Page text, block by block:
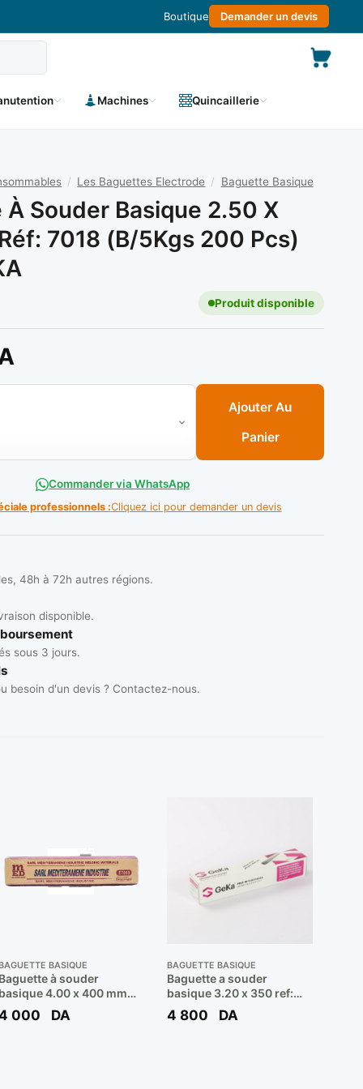
Boutique Demander un devis
Machines Quincaillerie
/ Les Baguettes Electrode / Baguette Basique
Souder Basique 2.50 X
7018 (B/5Kgs 200 Pcs)
Produit disponible
à souder basique 2.50 x 350 mm Réf: 7018 (B/5Kgs 200
Ajouter Au
Panier
Commander via WhatsApp
professionnels :Cliquez ici pour demander un devis
48h à 72h autres régions.
disponible.
sous 3 jours.
besoin d'un devis ? Contactez-nous.
BASIQUE
à souder
4.00 x 400 mm
SOB300 ( Poids 05
) ** MED
000 DA
BAGUETTE BASIQUE
Baguette a souder
basique 3.20 x 350 ref:
7018 (b/5kgs 200 pcs) **
GEKA LASER B47
4 800 DA